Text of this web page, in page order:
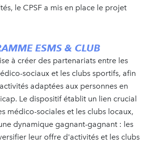
le CPSF a mis en place le projet
ESMS & CLUB
à créer des partenariats entre les
sociaux et les clubs sportifs, afin
adaptées aux personnes en
Le dispositif établit un lien crucial
médico-sociales et les clubs locaux,
dynamique gagnant-gagnant : les
leur offre d'activités et les clubs